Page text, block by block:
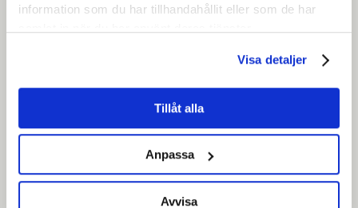
information som du har tillhandahållit eller som de har
Visa detaljer
Tillåt alla
Anpassa
Avvisa